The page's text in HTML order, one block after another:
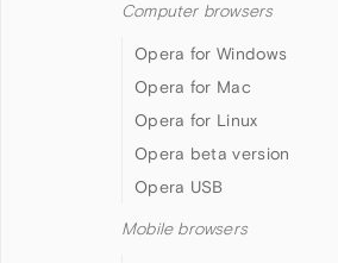
Computer browsers
Opera for Windows
Opera for Mac
Opera for Linux
Opera beta version
Opera USB
Mobile browsers